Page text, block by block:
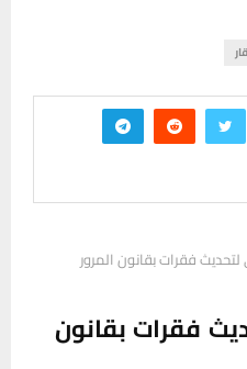
فقرات بقانون المرور
فقرات بقانون